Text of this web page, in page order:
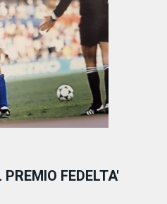
FEDELTA'